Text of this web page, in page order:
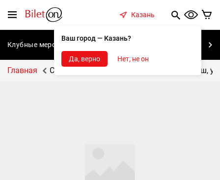
Меню
Казань
Ваш город — Казань?
Да, верно Нет, не он
Клубные мероприятия
Главная Субашская сельская библиотека, с. Субаш,